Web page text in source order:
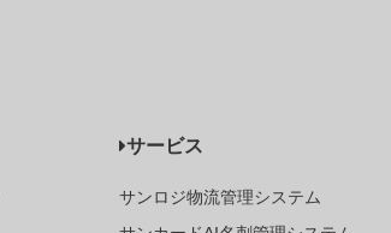
サービス
サンロジ物流管理システム